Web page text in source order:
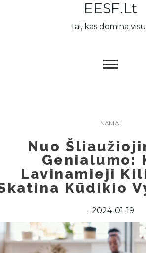
EESF.lt
tai, kas domina
NAMAI
Nuo
Genialumo:
Lavinamieji
Kūdikio
2024-01-19